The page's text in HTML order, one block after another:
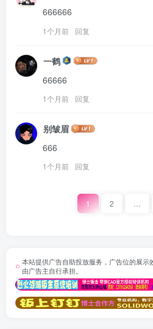
666666
1个月前 回复
一鹤
66666
1个月前 回复
别皱眉
666
1个月前 回复
1 2
本站提供广告自助投放服务，广告位的展示
由广告主自行承担。